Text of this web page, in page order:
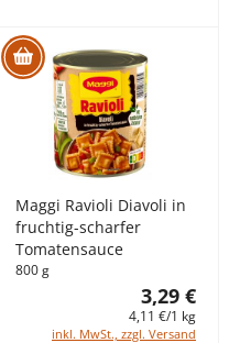
Maggi Ravioli Diavoli in
fruchtig-scharfer
Tomatensauce
800 g
3,29 €
4,11 €/1 kg
inkl. MwSt., zzgl. Versand